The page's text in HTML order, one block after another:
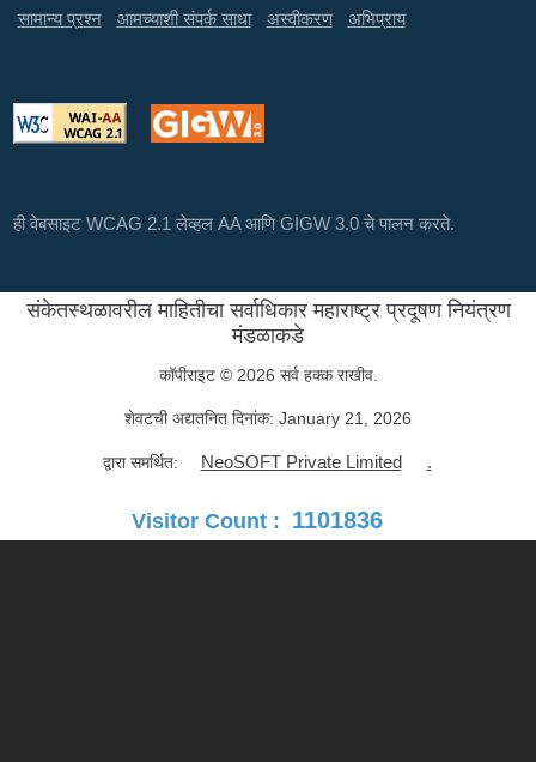
सामान्य प्रश्न आमच्याशी संपर्क साधा अस्वीकरण अभिप्राय
ही वेबसाइट WCAG 2.1 लेव्हल AA आणि GIGW 3.0 चे पालन करते.
संकेतस्थळावरील माहितीचा सर्वाधिकार महाराष्ट्र प्रदूषण नियंत्रण
मंडळाकडे
कॉपीराइट © 2026 सर्व हक्क राखीव.
शेवटची अद्यतनित दिनांक: January 21, 2026
द्वारा समर्थित: NeoSOFT Private Limited .
Visitor Count : 1101836